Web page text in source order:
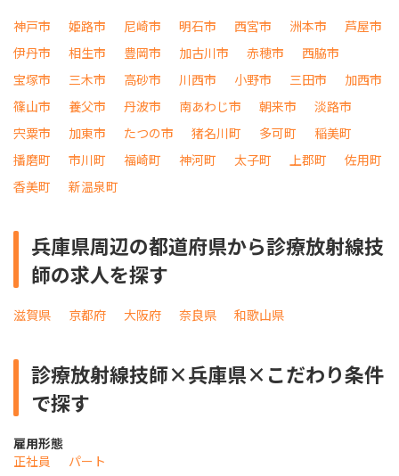
神戸市 姫路市 尼崎市 明石市 西宮市 洲本市
芦屋市
伊丹市
相生市 豊岡市 加古川市 赤穂市
西脇市
宝塚市
三木市 高砂市 川西市 小野市 三田市
加西市
篠山市
養父市 丹波市 南あわじ市 朝来市
淡路市
宍粟市
加東市 たつの市 猪名川町 多可町
稲美町
播磨町
市川町 福崎町 神河町 太子町 上郡町
佐用町
香美町
新温泉町
兵庫県周辺の都道府県から診療放射線技
師の求人を探す
滋賀県 京都府 大阪府 奈良県 和歌山県
診療放射線技師×兵庫県×こだわり条件
で探す
雇用形態
正社員
パート